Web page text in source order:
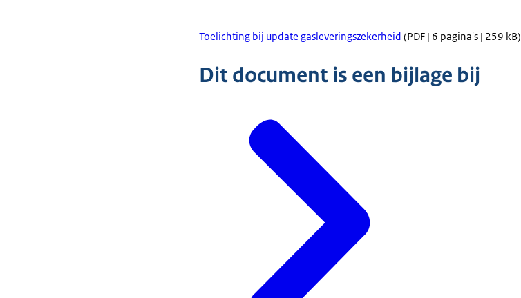
Toelichting bij update gasleveringszekerheid (PDF | 6 pagina's | 259 kB)
Dit document is een bijlage bij